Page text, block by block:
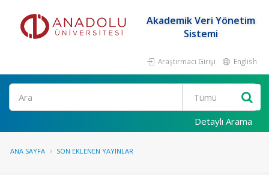
Akademik Veri Yönetim
Sistemi
Araştırmacı Girişi English
Ara
Detaylı Arama
ANA SAYFA SON EKLENEN YAYINLAR